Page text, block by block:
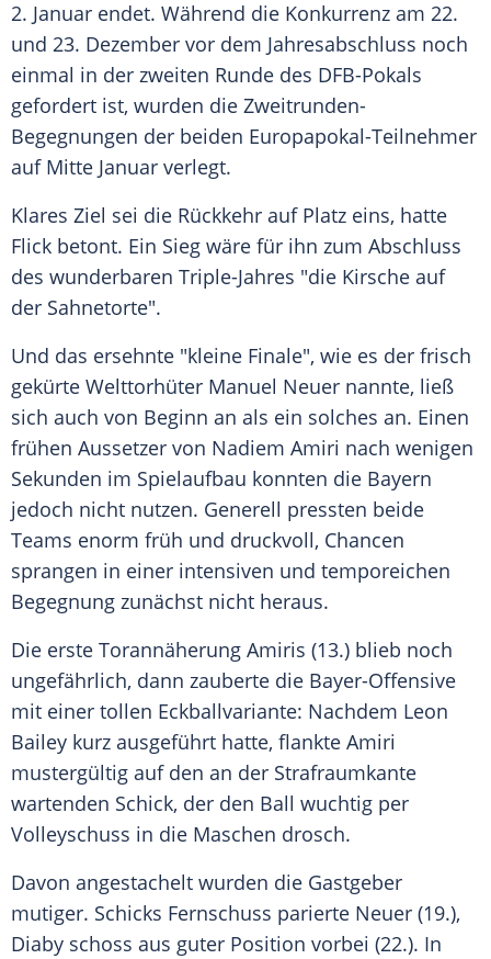
2. Januar endet. Während die Konkurrenz am 22.
und 23. Dezember vor dem Jahresabschluss noch
einmal in der zweiten Runde des DFB-Pokals
gefordert ist, wurden die Zweitrunden-
Begegnungen der beiden Europapokal-Teilnehmer
auf Mitte Januar verlegt.
Klares Ziel sei die Rückkehr auf Platz eins, hatte
Flick betont. Ein Sieg wäre für ihn zum Abschluss
des wunderbaren Triple-Jahres "die Kirsche auf
der Sahnetorte".
Und das ersehnte "kleine Finale", wie es der frisch
gekürte Welttorhüter Manuel Neuer nannte, ließ
sich auch von Beginn an als ein solches an. Einen
frühen Aussetzer von Nadiem Amiri nach wenigen
Sekunden im Spielaufbau konnten die Bayern
jedoch nicht nutzen. Generell pressten beide
Teams enorm früh und druckvoll, Chancen
sprangen in einer intensiven und temporeichen
Begegnung zunächst nicht heraus.
Die erste Torannäherung Amiris (13.) blieb noch
ungefährlich, dann zauberte die Bayer-Offensive
mit einer tollen Eckballvariante: Nachdem Leon
Bailey kurz ausgeführt hatte, flankte Amiri
mustergültig auf den an der Strafraumkante
wartenden Schick, der den Ball wuchtig per
Volleyschuss in die Maschen drosch.
Davon angestachelt wurden die Gastgeber
mutiger. Schicks Fernschuss parierte Neuer (19.),
Diaby schoss aus guter Position vorbei (22.). In